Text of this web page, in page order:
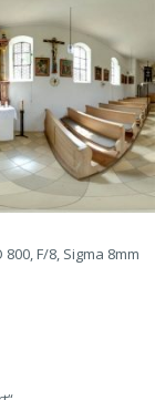
F/8, Sigma 8mm